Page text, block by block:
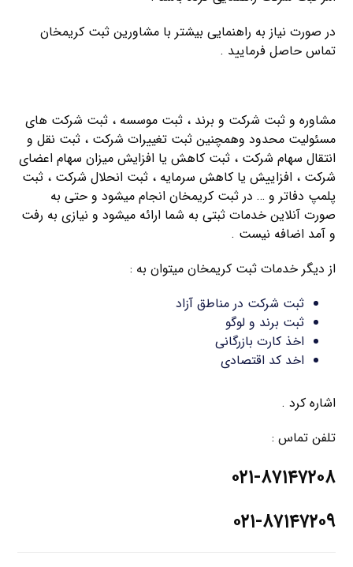
در صورت نیاز به راهنمایی بیشتر با مشاورین ثبت کریمخان
تماس حاصل فرمایید .
مشاوره و ثبت شرکت و برند ، ثبت موسسه ، ثبت شرکت های
مسئولیت محدود وهمچنین ثبت تغییرات شرکت ، ثبت نقل و
انتقال سهام شرکت ، ثبت کاهش یا افزایش میزان سهام اعضای
شرکت ، افزاییش یا کاهش سرمایه ، ثبت انحلال شرکت ، ثبت
پلمپ دفاتر و … در ثبت کریمخان انجام میشود و حتی به
صورت آنلاین خدمات ثبتی به شما ارائه میشود و نیازی به رفت
و آمد اضافه نیست .
از دیگر خدمات ثبت کریمخان میتوان به :
ثبت شرکت در مناطق آزاد
ثبت برند و لوگو
اخذ کارت بازرگانی
اخد کد اقتصادی
اشاره کرد .
تلفن تماس :
۰۲۱-۸۷۱۴۷۲۰۸
۰۲۱-۸۷۱۴۷۲۰۹